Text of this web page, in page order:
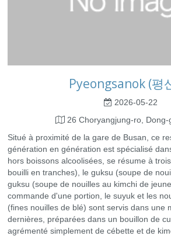
Pyeongsanok (평
2026-05-22
26 Choryangjung-ro, Dong-
Situé à proximité de la gare de Busan, ce
génération en génération est spécialisé
hors boissons alcoolisées, se résume à
bouilli en tranches), le guksu (soupe de
guksu (soupe de nouilles au kimchi de
commande d'une portion, le suyuk et les
(fines nouilles de blé) sont servis dans une
dernières, préparées dans un bouillon de
agrémenté simplement de cébette et de